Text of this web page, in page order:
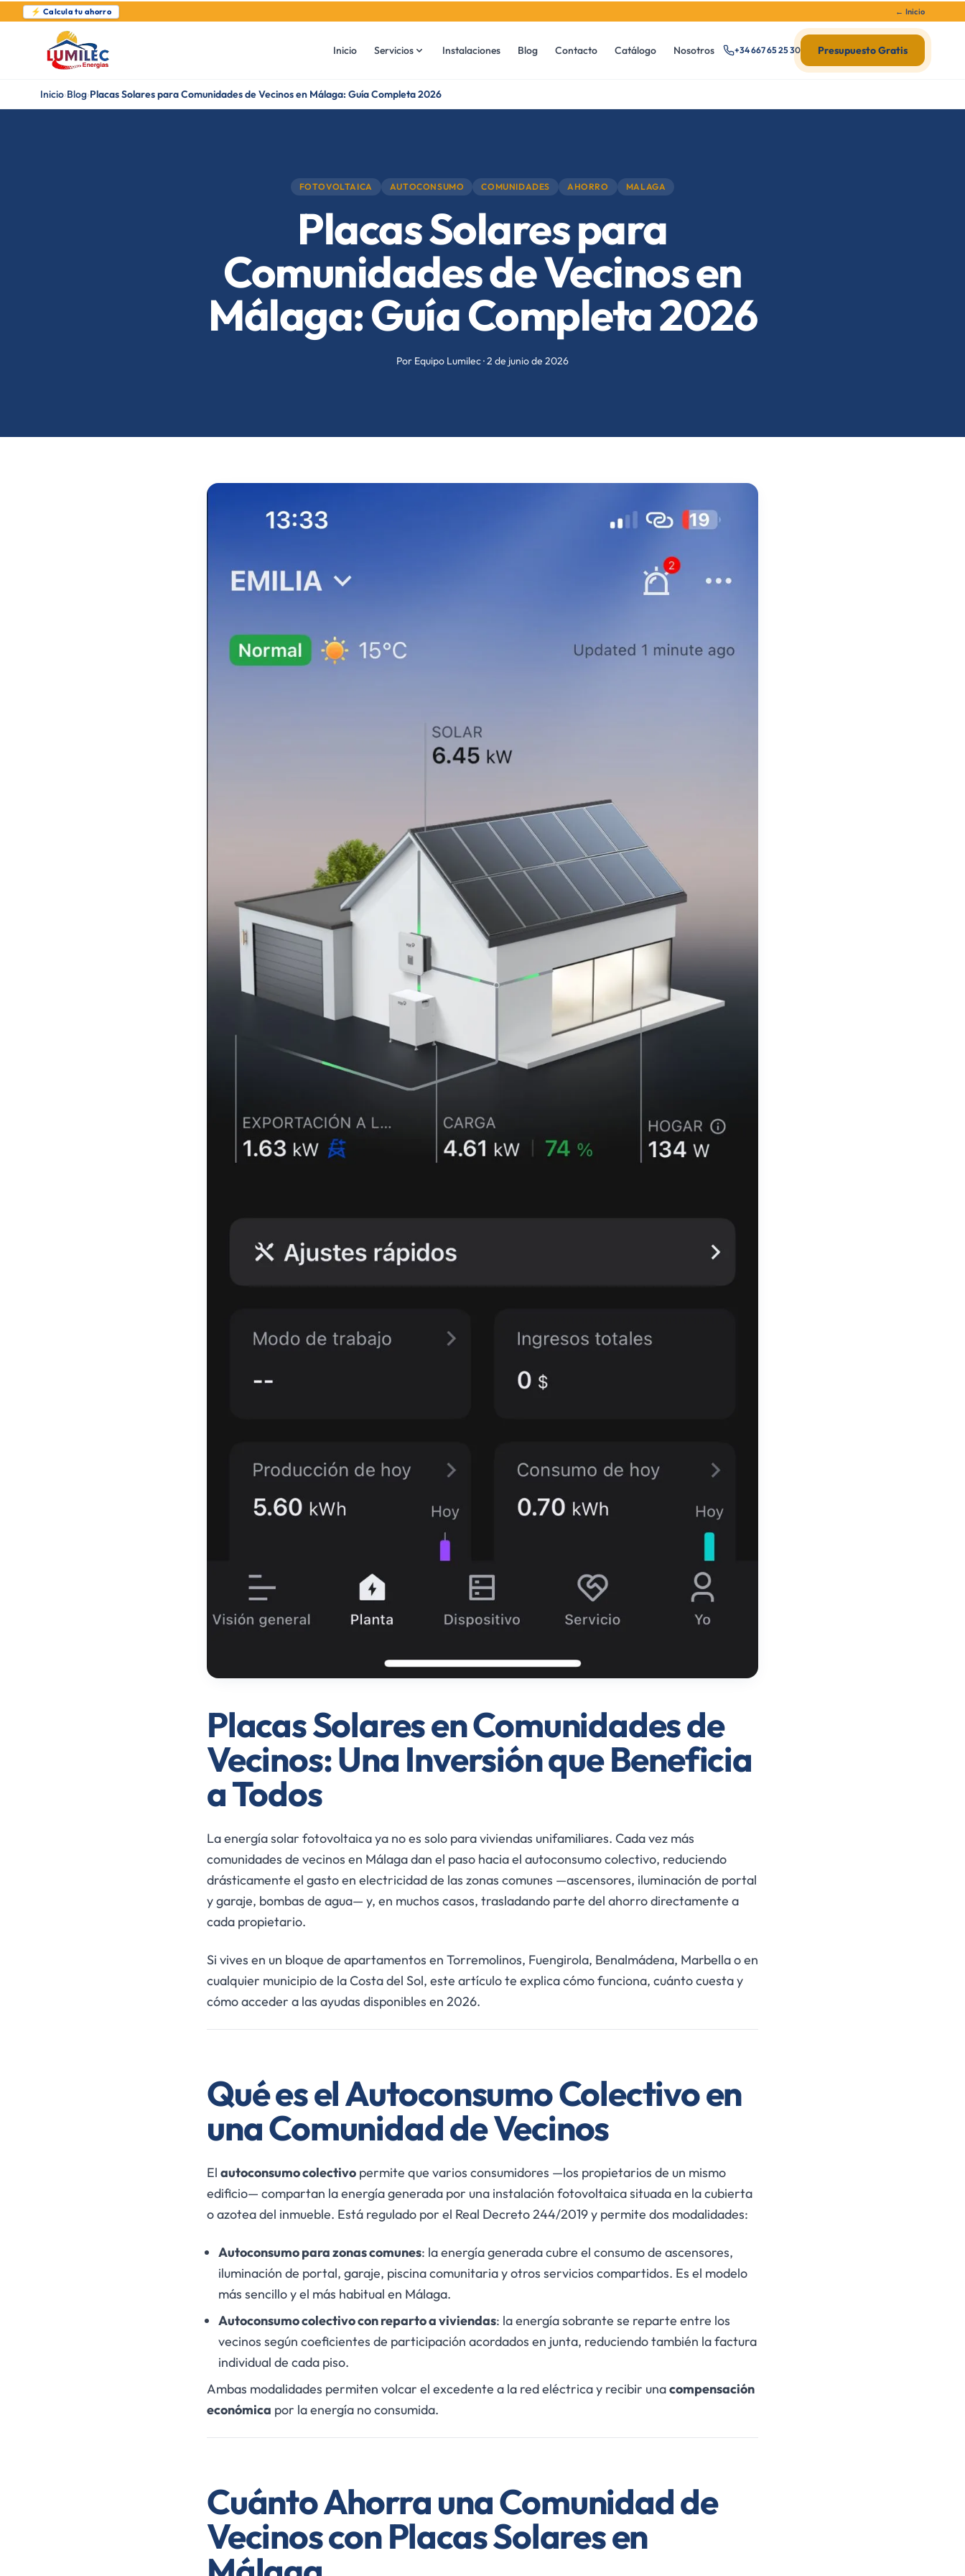
⚡ Calcula tu ahorro ← Inicio
Inicio Servicios Instalaciones Blog Contacto Catálogo Nosotros +34 667 65 25 30 Presupuesto Gratis
Inicio›Blog›Placas Solares para Comunidades de Vecinos en Málaga: Guía Completa 2026
FOTOVOLTAICA AUTOCONSUMO COMUNIDADES AHORRO MALAGA
Placas Solares para
Comunidades de Vecinos en
Málaga: Guía Completa 2026
Por Equipo Lumilec · 2 de junio de 2026
Placas Solares en Comunidades de
Vecinos: Una Inversión que Beneficia
a Todos
La energía solar fotovoltaica ya no es solo para viviendas unifamiliares. Cada vez más
comunidades de vecinos en Málaga dan el paso hacia el autoconsumo colectivo, reduciendo
drásticamente el gasto en electricidad de las zonas comunes —ascensores, iluminación de portal
y garaje, bombas de agua— y, en muchos casos, trasladando parte del ahorro directamente a
cada propietario.
Si vives en un bloque de apartamentos en Torremolinos, Fuengirola, Benalmádena, Marbella o en
cualquier municipio de la Costa del Sol, este artículo te explica cómo funciona, cuánto cuesta y
cómo acceder a las ayudas disponibles en 2026.
Qué es el Autoconsumo Colectivo en
una Comunidad de Vecinos
El autoconsumo colectivo permite que varios consumidores —los propietarios de un mismo
edificio— compartan la energía generada por una instalación fotovoltaica situada en la cubierta
o azotea del inmueble. Está regulado por el Real Decreto 244/2019 y permite dos modalidades:
Autoconsumo para zonas comunes: la energía generada cubre el consumo de ascensores,
iluminación de portal, garaje, piscina comunitaria y otros servicios compartidos. Es el modelo
más sencillo y el más habitual en Málaga.
Autoconsumo colectivo con reparto a viviendas: la energía sobrante se reparte entre los
vecinos según coeficientes de participación acordados en junta, reduciendo también la factura
individual de cada piso.
Ambas modalidades permiten volcar el excedente a la red eléctrica y recibir unacompensación
económica por la energía no consumida.
Cuánto Ahorra una Comunidad de
Vecinos con Placas Solares en